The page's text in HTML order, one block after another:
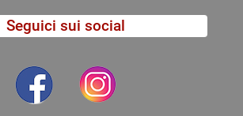
Seguici sui social